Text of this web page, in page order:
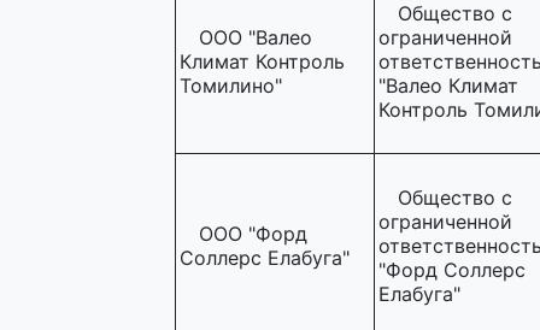
ООО "Валео
Климат Контроль
Томилино"
Общество с
ограниченной
"Валео Климат
Контроль
ООО "Форд
Соллерс Елабуга"
Общество с
ограниченной
"Форд Соллерс
Елабуга"